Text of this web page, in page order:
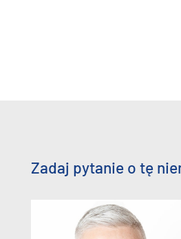
Zadaj pytanie o tę